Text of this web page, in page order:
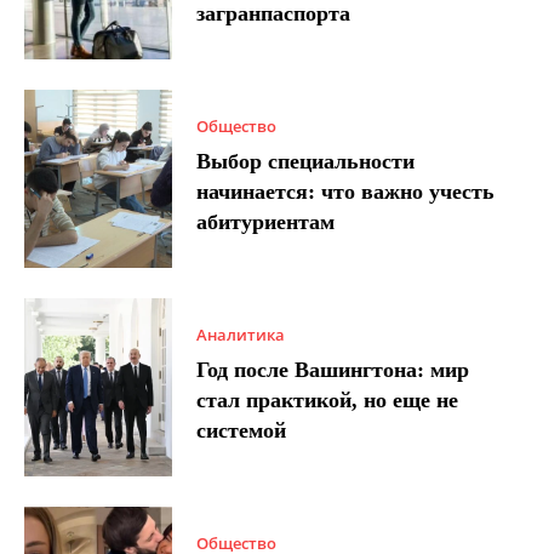
загранпаспорта
Общество
Выбор специальности
начинается: что важно учесть
абитуриентам
Аналитика
Год после Вашингтона: мир
стал практикой, но еще не
системой
Общество